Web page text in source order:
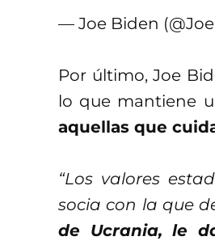
— Joe Biden
Por último, Joe
lo que mantiene
aquellas que
“Los valores
socia con la que
de Ucrania, le